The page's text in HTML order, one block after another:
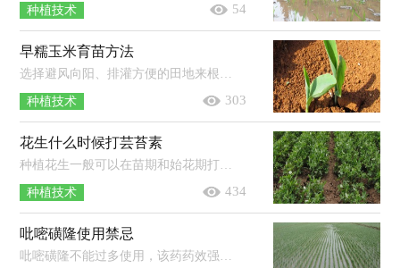
种植技术 54
早糯玉米育苗方法
种植技术 303
花生什么时候打芸苔素
种植技术 434
吡嘧磺隆使用禁忌